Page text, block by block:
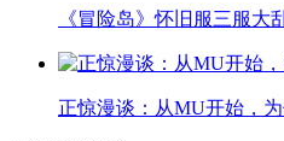
《冒险岛》怀旧服三服
正惊漫谈：从MU开始，